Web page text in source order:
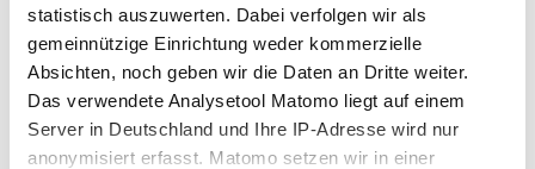
statistisch auszuwerten. Dabei verfolgen wir als
gemeinnützige Einrichtung weder kommerzielle
Absichten, noch geben wir die Daten an Dritte weiter.
Das verwendete Analysetool Matomo liegt auf einem
Server in Deutschland und Ihre IP-Adresse wird nur
anonymisiert erfasst. Matomo setzen wir in einer
sondern unterbrach lediglich die Abwärtsspirale aus Finanzkrise
und Wirtschaftskrise. Die Zentralbankpolitik aber half so einen
Zusammenbruch der Wirtschaft zu verhindern. Doch auch die
Regierungen Europas mussten ihre angeschlagenen Banken mit
Milliarden und Abermilliarden stützen und steckten viel Geld in
die Belebung der Wirtschaft. Dadurch wurde das Schlimmste